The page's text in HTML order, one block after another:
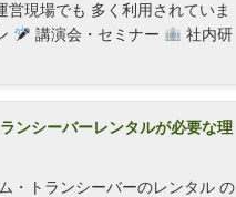
現場でも 多く利用されていま
講演会・セミナー
社内研
ンシーバーレンタルが必要な理
・トランシーバーのレンタル の